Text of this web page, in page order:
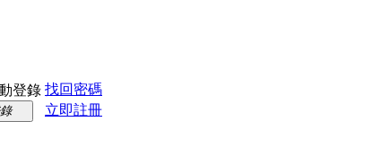
登錄 找回密碼
立即註冊